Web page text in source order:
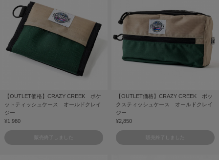
【OUTLET価格】CRAZY CREEK ポケ
ットティッシュケース オールドクレイ
ジー
¥1,980
販売終了しました
【OUTLET価格】CRAZY CREEK ボッ
クスティッシュケース オールドクレイ
ジー
¥2,850
販売終了しました